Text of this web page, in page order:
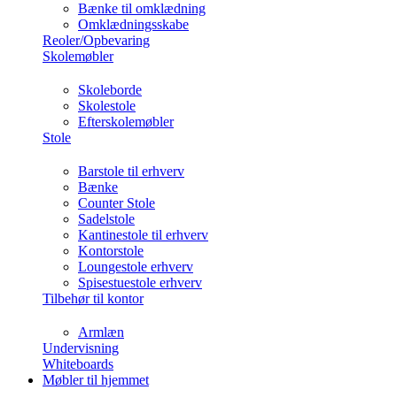
Bænke til omklædning
Omklædningsskabe
Reoler/Opbevaring
Skolemøbler
Skoleborde
Skolestole
Efterskolemøbler
Stole
Barstole til erhverv
Bænke
Counter Stole
Sadelstole
Kantinestole til erhverv
Kontorstole
Loungestole erhverv
Spisestuestole erhverv
Tilbehør til kontor
Armlæn
Undervisning
Whiteboards
Møbler til hjemmet